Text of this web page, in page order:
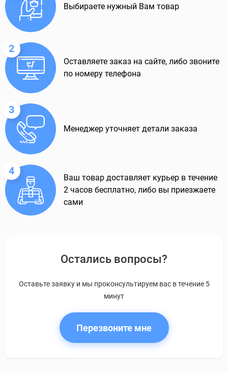
Выбираете нужный Вам товар
2
Оставляете заказ на сайте, либо звоните
по номеру телефона
3
Менеджер уточняет детали заказа
4
Ваш товар доставляет курьер в течение
2 часов бесплатно, либо вы приезжаете
сами
Остались вопросы?
Оставьте заявку и мы проконсультируем вас в течение 5
минут
Перезвоните мне